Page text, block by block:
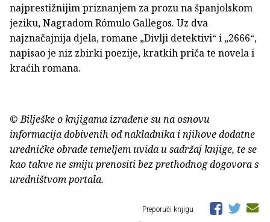
najprestižnijim priznanjem za prozu na španjolskom
jeziku, Nagradom Rómulo Gallegos. Uz dva
najznačajnija djela, romane „Divlji detektivi“ i „2666“,
napisao je niz zbirki poezije, kratkih priča te novela i
kraćih romana.
© Bilješke o knjigama izrađene su na osnovu
informacija dobivenih od nakladnika i njihove dodatne
uredničke obrade temeljem uvida u sadržaj knjige, te se
kao takve ne smiju prenositi bez prethodnog dogovora s
uredništvom portala.
Preporuči knjigu